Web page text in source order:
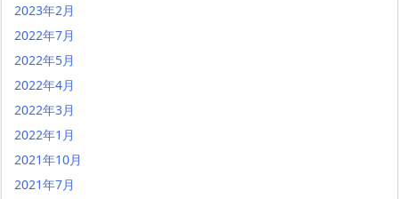
2023年2月
2022年7月
2022年5月
2022年4月
2022年3月
2022年1月
2021年10月
2021年7月